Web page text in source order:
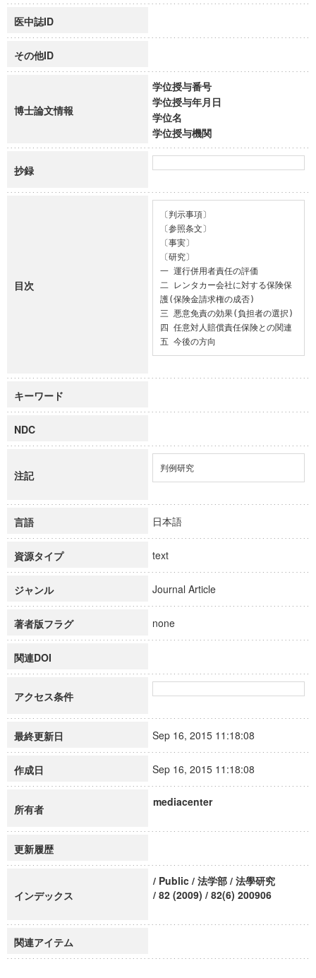
医中誌ID
その他ID
博士論文情報
学位授与番号
学位授与年月日
学位名
学位授与機関
抄録
目次
〔判示事項〕
〔参照条文〕
〔事実〕
〔研究〕
一 運行併用者責任の評価
二 レンタカー会社に対する保険保
護(保険金請求権の成否)
三 悪意免責の効果(負担者の選択)
四 任意対人賠償責任保険との関連
五 今後の方向
キーワード
NDC
注記
判例研究
言語 日本語
資源タイプ text
ジャンル Journal Article
著者版フラグ none
関連DOI
アクセス条件
最終更新日 Sep 16, 2015 11:18:08
作成日 Sep 16, 2015 11:18:08
所有者
mediacenter
更新履歴
インデックス
/ Public / 法学部 / 法學研究
/ 82 (2009) / 82(6) 200906
関連アイテム